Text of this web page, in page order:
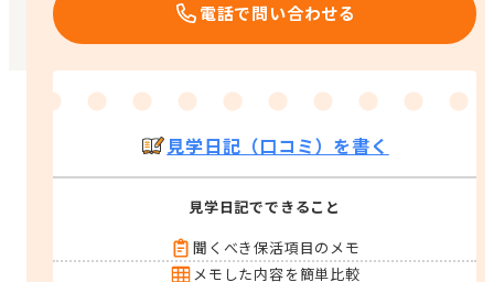
電話で問い合わせる
見学日記（口コミ）を書く
見学日記でできること
聞くべき保活項目のメモ
メモした内容を簡単比較